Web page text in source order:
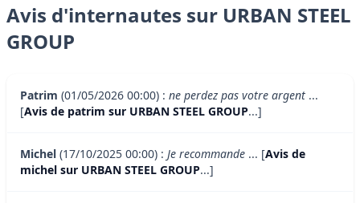
Avis d'internautes sur URBAN STEEL
GROUP
Patrim (01/05/2026 00:00) : ne perdez pas votre argent ...
[Avis de patrim sur URBAN STEEL GROUP...]
Michel (17/10/2025 00:00) : Je recommande ... [Avis de
michel sur URBAN STEEL GROUP...]